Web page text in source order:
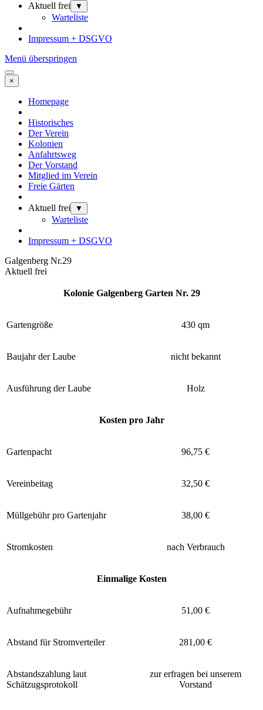
Aktuell frei ▼
Warteliste
Impressum + DSGVO
Menü überspringen
×
Homepage
Historisches
Der Verein
Kolonien
Anfahrtsweg
Der Vorstand
Mitglied im Verein
Freie Gärten
Aktuell frei ▼
Warteliste
Impressum + DSGVO
Galgenberg Nr.29
Aktuell frei
Kolonie Galgenberg Garten Nr. 29
Gartengröße 430 qm
Baujahr der Laube nicht bekannt
Ausführung der Laube Holz
Kosten pro Jahr
Gartenpacht 96,75 €
Vereinbeitag 32,50 €
Müllgebühr pro Gartenjahr 38,00 €
Stromkosten nach Verbrauch
Einmalige Kosten
Aufnahmegebühr 51,00 €
Abstand für Stromverteiler 281,00 €
Abstandszahlung laut
Schätzugsprotokoll
zur erfragen bei unserem
Vorstand